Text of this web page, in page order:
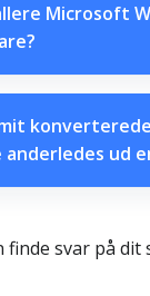
Microsoft
ud
finde svar på dit